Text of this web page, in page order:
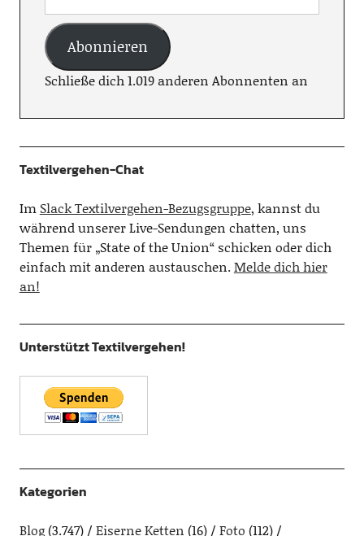
Abonnieren
Schließe dich 1.019 anderen Abonnenten an
Textilvergehen-Chat
Im Slack Textilvergehen-Bezugsgruppe, kannst du
während unserer Live-Sendungen chatten, uns
Themen für „State of the Union“ schicken oder dich
einfach mit anderen austauschen.Melde dich hier
an!
Unterstützt Textilvergehen!
Kategorien
Blog(3.747) Eiserne Ketten (16) Foto (112)